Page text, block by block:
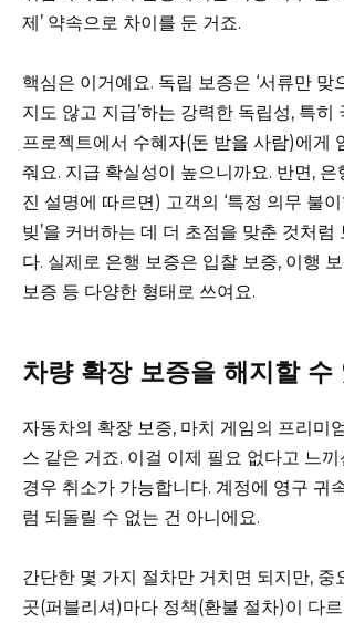
제’ 약속으로 차이를 둔 거죠.
핵심은 이거예요. 독립 보증은 ‘서류만 맞
지도 않고 지급’하는 강력한 독립성, 특히
프로젝트에서 수혜자(돈 받을 사람)에게
줘요. 지급 확실성이 높으니까요. 반면, 은
진 설명에 따르면) 고객의 ‘특정 의무 불
빚’을 커버하는 데 더 초점을 맞춘 것처럼
다. 실제로 은행 보증은 입찰 보증, 이행
보증 등 다양한 형태로 쓰여요.
차량 확장 보증을 해지할 수
자동차의 확장 보증, 마치 게임의 프리미
스 같은 거죠. 이걸 이제 필요 없다고 느끼
경우 취소가 가능합니다. 계정에 영구 귀
럼 되돌릴 수 없는 건 아니에요.
간단한 몇 가지 절차만 거치면 되지만, 중
곳(퍼블리셔)마다 정책(환불 절차)이 다